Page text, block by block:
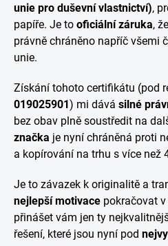
unie pro duševní vlastnictví),
papíře. Je to oficiální záruka,
právně chráněno napříč všemi
unie.
Získání tohoto certifikátu (pod
019025901) mi dává silné
bez obav plně soustředit na
značka je nyní chráněná proti
a kopírování na trhu s více než
Je to závazek k originalitě a
nejlepší motivace pokračovat
přinášet vám jen ty
řešení, které jsou nyní pod